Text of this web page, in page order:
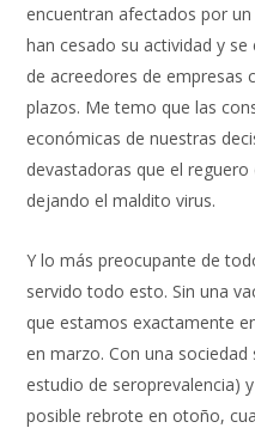
encuentran afectados por
han cesado su actividad y
de acreedores de empresas
plazos. Me temo que las
económicas de nuestras
devastadoras que el
dejando el maldito virus.
Y lo más preocupante de
servido todo esto. Sin una
que estamos exactamente
en marzo. Con una
estudio de seroprevalencia)
posible rebrote en otoño,